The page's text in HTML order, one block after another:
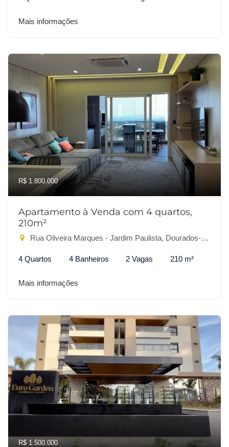
Mais informações
R$ 1.800.000
Apartamento à Venda com 4 quartos,
210m²
Rua Oliveira Marques - Jardim Paulista, Dourados-MS
4 Quartos 4 Banheiros 2 Vagas 210 m²
Mais informações
R$ 1.500.000